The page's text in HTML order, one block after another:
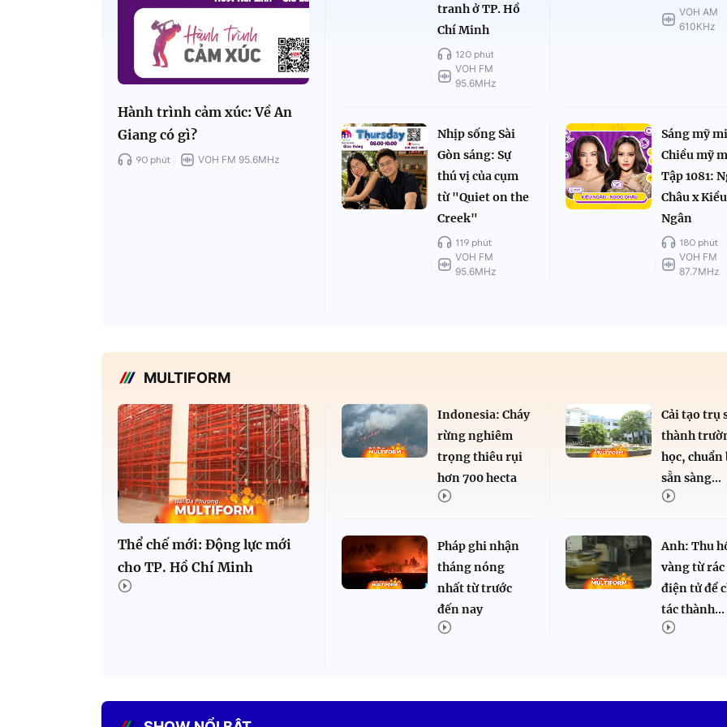
Hành trình cảm xúc: Về An
Giang có gì?
90 phút VOH FM 95.6MHz
tranh ở TP. Hồ
Chí Minh
120 phút
VOH FM
95.6MHz
VOH AM
610KHz
Nhịp sống Sài
Gòn sáng: Sự
thú vị của cụm
từ "Quiet on the
Creek"
119 phút
VOH FM
95.6MHz
Sáng mỹ
Chiều mỹ
Tập 1081:
Châu x Kiều
Ngân
180 phút
VOH FM
87.7MHz
MULTIFORM
Thể chế mới: Động lực mới
cho TP. Hồ Chí Minh
Indonesia: Cháy
rừng nghiêm
trọng thiêu rụi
hơn 700 hecta
Cải tạo trụ
thành
học, chuẩn
sẵn sàng...
Pháp ghi nhận
tháng nóng
nhất từ trước
đến nay
Anh: Thu
vàng từ
điện tử để
tác thành...